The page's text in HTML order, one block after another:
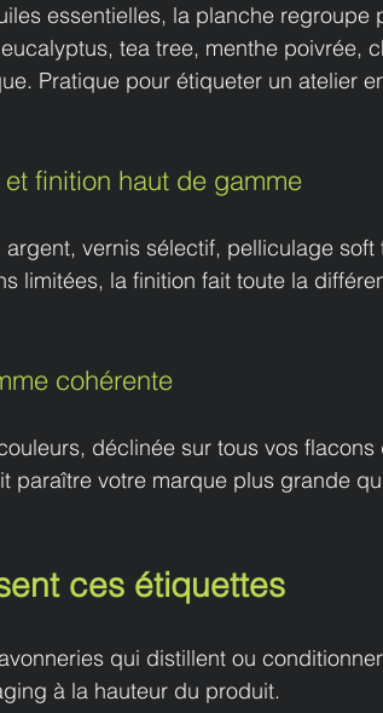
essentielles, la planche regroupe
tea tree, menthe poivrée,
Pratique pour étiqueter un atelier
finition haut de gamme
vernis sélectif, pelliculage
limitées, la finition fait toute la
cohérente
déclinée sur tous vos
paraître votre marque plus grande
ces étiquettes
qui distillent ou
à la hauteur du produit.